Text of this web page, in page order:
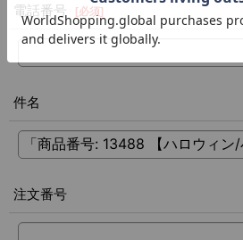
電話番号 [必須]
件名
注文番号